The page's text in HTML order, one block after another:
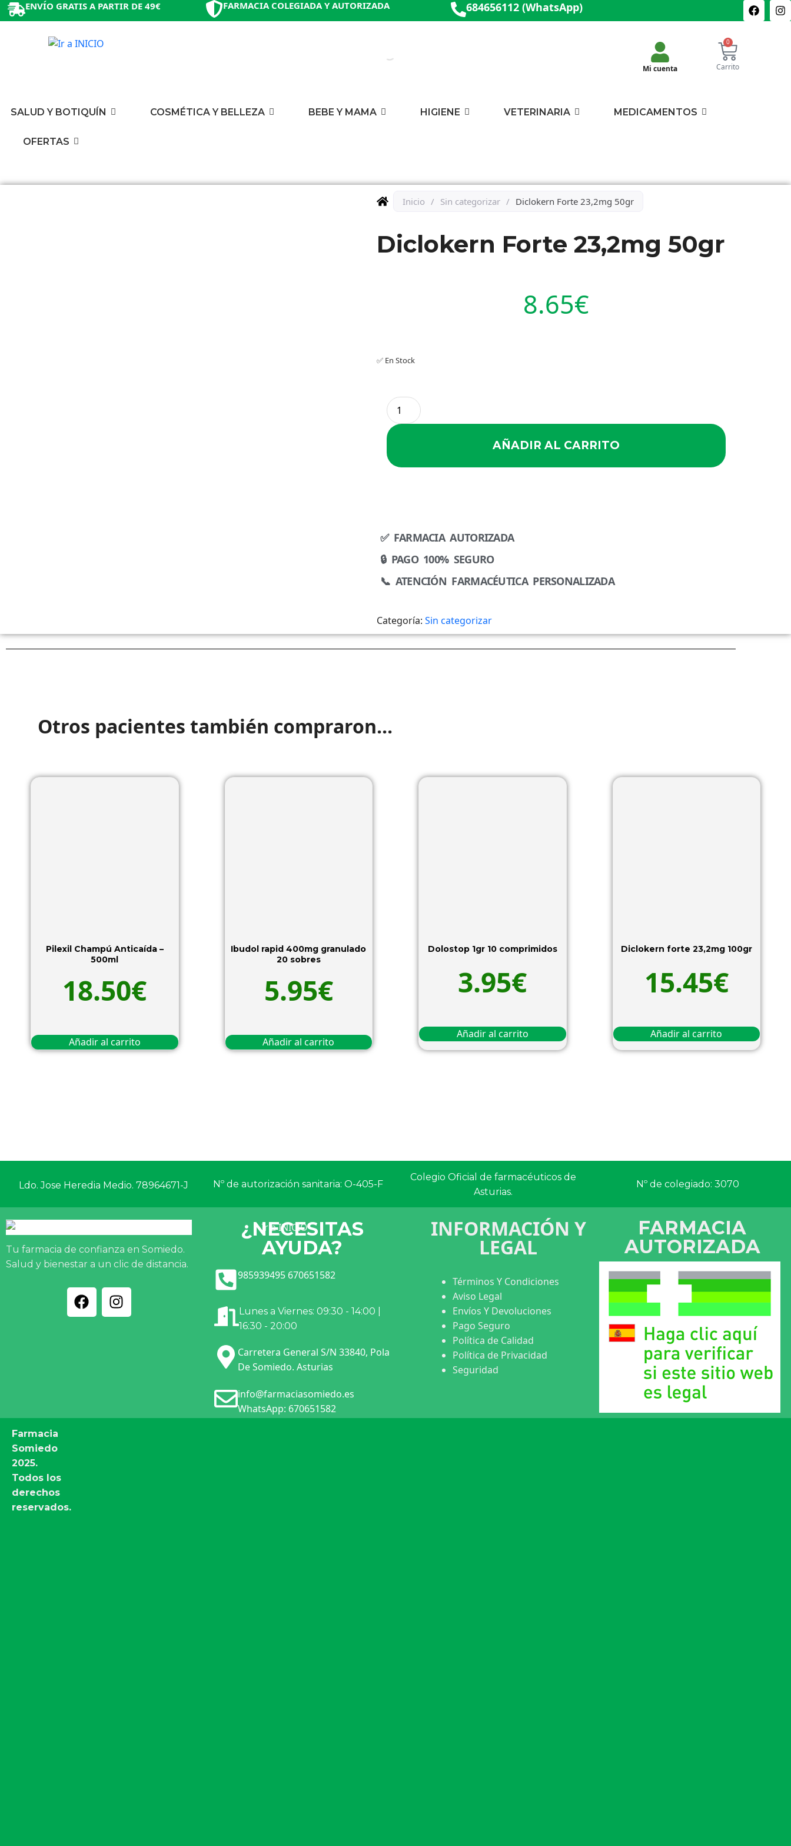
ENVÍO GRATIS A PARTIR DE 49€ FARMACIA COLEGIADA Y AUTORIZADA 684656112 (WhatsApp)
Mi cuenta
0
Carrito
SALUD Y BOTIQUÍN COSMÉTICA Y BELLEZA BEBE Y MAMA HIGIENE VETERINARIA MEDICAMENTOS
OFERTAS
Inicio / Sin categorizar / Diclokern Forte 23,2mg 50gr
Diclokern Forte 23,2mg 50gr
8.65€
✅ En Stock
AÑADIR AL CARRITO
✅ FARMACIA AUTORIZADA
🔒 PAGO 100% SEGURO
📞 ATENCIÓN FARMACÉUTICA PERSONALIZADA
Categoría: Sin categorizar
Otros pacientes también compraron...
Pilexil Champú Anticaída –
500ml
18.50€
Añadir al carrito
Ibudol rapid 400mg granulado
20 sobres
5.95€
Añadir al carrito
Dolostop 1gr 10 comprimidos
3.95€
Añadir al carrito
Diclokern forte 23,2mg 100gr
15.45€
Añadir al carrito
Ldo. Jose Heredia Medio. 78964671-J Nº de autorización sanitaria: O-405-F
Colegio Oficial de farmacéuticos de
Asturias.
Nº de colegiado: 3070
Tu farmacia de confianza en Somiedo.
Salud y bienestar a un clic de distancia.
¿NECESITAS
AYUDA?
985939495 670651582
Lunes a Viernes: 09:30 - 14:00 |
16:30 - 20:00
Carretera General S/N 33840, Pola
De Somiedo. Asturias
info@farmaciasomiedo.es
WhatsApp: 670651582
INFORMACIÓN Y
LEGAL
Términos Y Condiciones
Aviso Legal
Envíos Y Devoluciones
Pago Seguro
Política de Calidad
Política de Privacidad
Seguridad
FARMACIA
AUTORIZADA
Farmacia
Somiedo
2025.
Todos los
derechos
reservados.